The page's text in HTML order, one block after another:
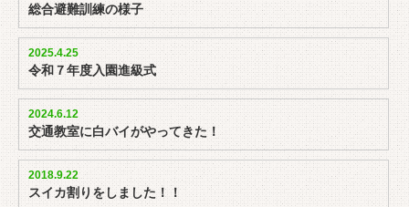
総合避難訓練の様子
2025.4.25
令和７年度入園進級式
2024.6.12
交通教室に白バイがやってきた！
2018.9.22
スイカ割りをしました！！